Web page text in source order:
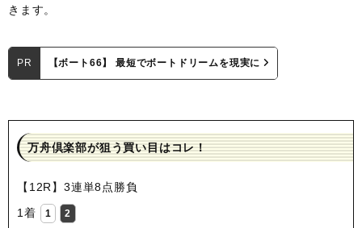
きます。
PR 【ボート66】 最短でボートドリームを現実に
万舟倶楽部が狙う買い目はコレ！
【12R】3連単8点勝負
1着
1 2